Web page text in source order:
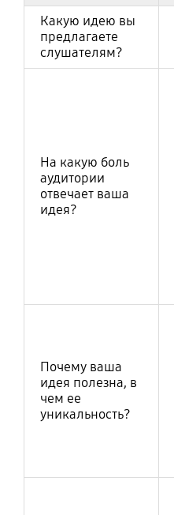
Какую идею вы
предлагаете
слушателям?
На какую боль
аудитории
отвечает ваша
идея?
Почему ваша
идея полезна, в
чем ее
уникальность?